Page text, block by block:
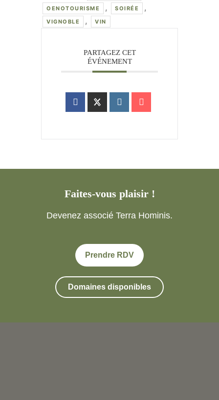
OENOTOURISME , SOIRÉE ,
VIGNOBLE , VIN
PARTAGEZ CET
ÉVÉNEMENT
Faites-vous plaisir !
Devenez associé Terra Hominis.
Prendre RDV
Domaines disponibles